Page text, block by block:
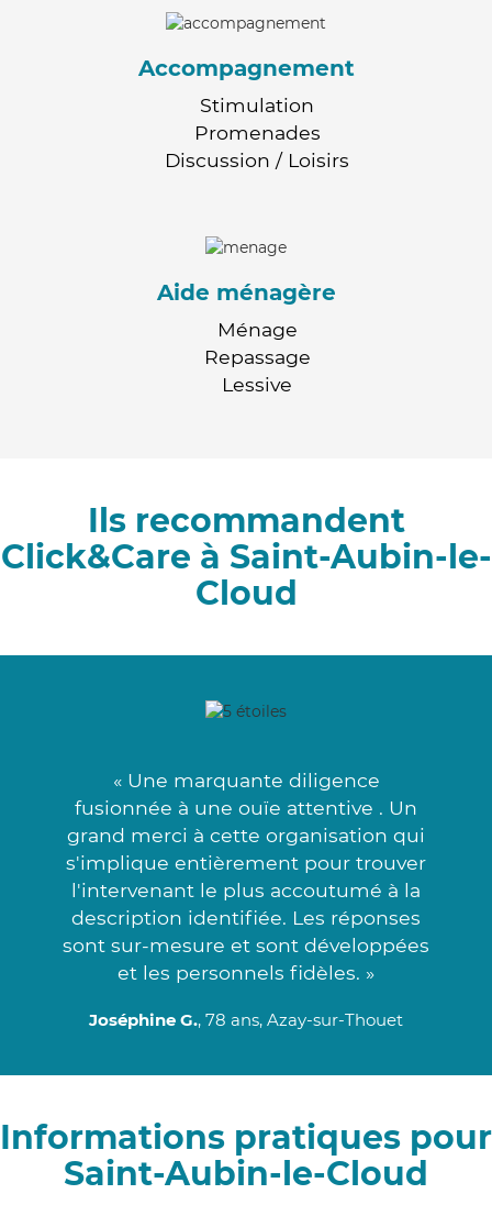
Accompagnement
Stimulation
Promenades
Discussion / Loisirs
Aide ménagère
Ménage
Repassage
Lessive
Ils recommandent
Click&Care à Saint-Aubin-le-
Cloud
« Une marquante diligence
fusionnée à une ouïe attentive . Un
grand merci à cette organisation qui
s'implique entièrement pour trouver
l'intervenant le plus accoutumé à la
description identifiée. Les réponses
sont sur-mesure et sont développées
et les personnels fidèles. »
Joséphine G., 78 ans, Azay-sur-Thouet
Informations pratiques pour
Saint-Aubin-le-Cloud